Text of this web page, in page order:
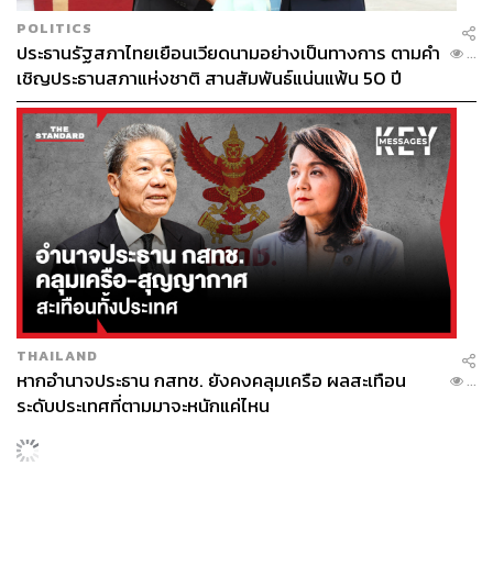
POLITICS
ประธานรัฐสภาไทยเยือนเวียดนามอย่างเป็นทางการ ตามคำ
เชิญประธานสภาแห่งชาติ สานสัมพันธ์แน่นแฟ้น 50 ปี
...
THAILAND
หากอำนาจประธาน กสทช. ยังคงคลุมเครือ ผลสะเทือน
ระดับประเทศที่ตามมาจะหนักแค่ไหน
...